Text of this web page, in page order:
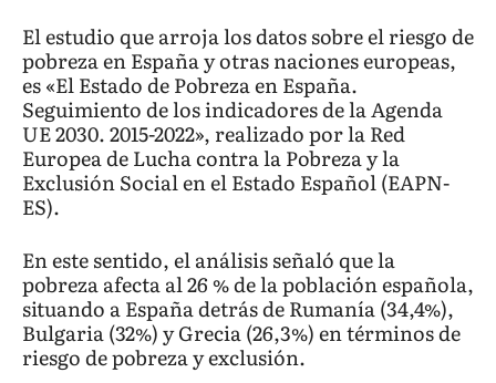
El estudio que arroja los datos sobre el riesgo de
pobreza en España y otras naciones europeas,
es «El Estado de Pobreza en España.
Seguimiento de los indicadores de la Agenda
UE 2030. 2015-2022», realizado por la Red
Europea de Lucha contra la Pobreza y la
Exclusión Social en el Estado Español (EAPN-
ES).
En este sentido, el análisis señaló que la
pobreza afecta al 26 % de la población española,
situando a España detrás de Rumanía (34,4%),
Bulgaria (32%) y Grecia (26,3%) en términos de
riesgo de pobreza y exclusión.